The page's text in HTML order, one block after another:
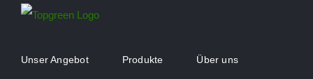
springenUnser Angebot Produkte Über uns